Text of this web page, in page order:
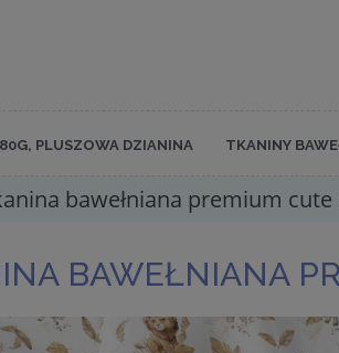
PLUSZOWA DZIANINA TKANINY
bawełniana premium cute
BAWEŁNIANA